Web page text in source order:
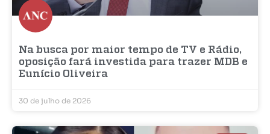
Na busca por maior tempo de TV e Rádio,
oposição fará investida para trazer MDB e
Eunício Oliveira
30 de julho de 2026